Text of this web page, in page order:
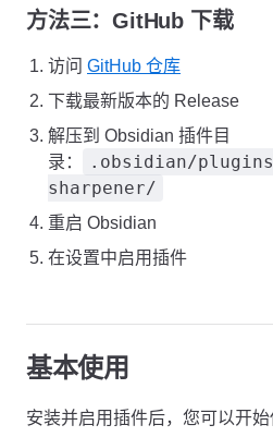
方法三：GitHub 下载
访问 GitHub 仓库
下载最新版本的 Release
解压到 Obsidian 插件目
录：
.obsidian/
sharpener/
重启 Obsidian
在设置中启用插件
基本使用
安装并启用插件后，您可以开